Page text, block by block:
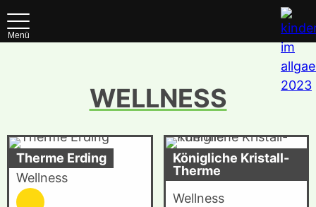
Menü
WELLNESS
Therme Erding
Wellness
Königliche Kristall-
Therme
Wellness